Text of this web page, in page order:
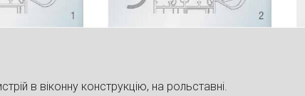
в віконну конструкцію, на рольставні.